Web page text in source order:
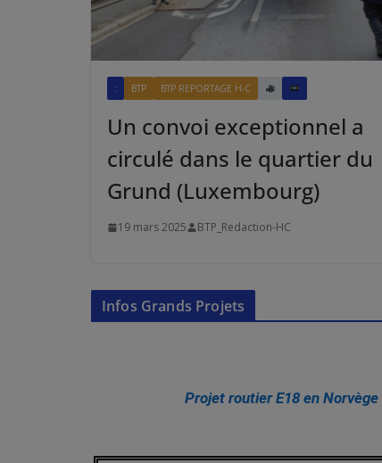
: BTP BTP REPORTAGE H-C
Un convoi exceptionnel a
circulé dans le quartier du
Grund (Luxembourg)
19 mars 2025 BTP_Redaction-HC
Infos Grands Projets
Projet routier E18 en Norvège